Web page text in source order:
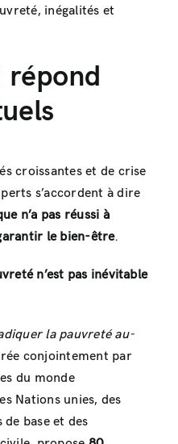
inégalités et
répond
croissantes et de crise
s’accordent à dire
n’a pas réussi à
le bien-être.
n’est pas inévitable
la pauvreté au-
conjointement par
du monde
Nations unies, des
base et des